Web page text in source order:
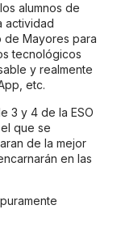
alumnos de
actividad
de Mayores para
tecnológicos
y realmente
etc.
3 y 4 de la ESO
que se
de la mejor
en las